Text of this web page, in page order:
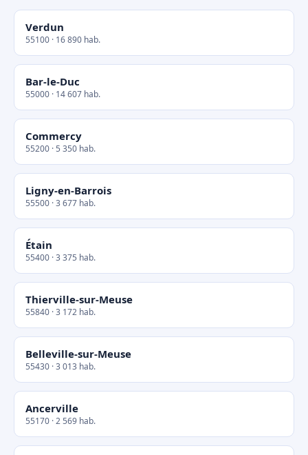
Verdun
55100 · 16 890 hab.
Bar-le-Duc
55000 · 14 607 hab.
Commercy
55200 · 5 350 hab.
Ligny-en-Barrois
55500 · 3 677 hab.
Étain
55400 · 3 375 hab.
Thierville-sur-Meuse
55840 · 3 172 hab.
Belleville-sur-Meuse
55430 · 3 013 hab.
Ancerville
55170 · 2 569 hab.